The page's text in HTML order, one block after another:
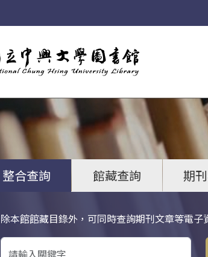
整合查詢 館藏查詢 期
除本館館藏目錄外，可同時查詢期刊文章等電子
關鍵字搜尋